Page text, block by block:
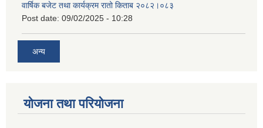
वार्षिक बजेट तथा कार्यक्रम रातो किताब २०८२।०८३
Post date: 09/02/2025 - 10:28
अन्य
योजना तथा परियोजना